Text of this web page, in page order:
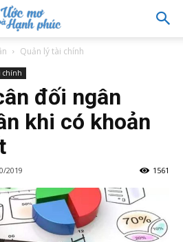
Quản lý tài chính
chính
đối ngân
khi có khoản
2019 1561